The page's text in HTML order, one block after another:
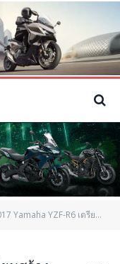
YZF-R6 เตรียมสร้างมาตรฐาน Supersport ใหม่ สิ้นปีนี้?